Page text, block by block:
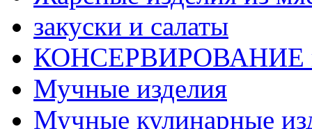
закуски и салаты
КОНСЕРВИРОВАНИЕ
Мучные изделия
Мучные кулинарные